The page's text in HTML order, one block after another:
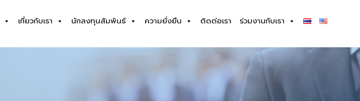
เกี่ยวกับเรา นักลงทุนสัมพันธ์ ความยั่งยืน ติดต่อเรา ร่วมงานกับเรา